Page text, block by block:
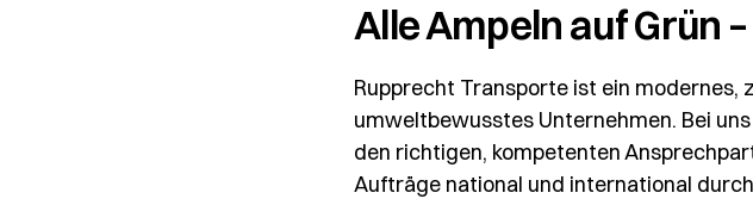
Alle Ampeln auf Grün
Rupprecht Transporte ist ein
umweltbewusstes Unternehmen. Bei
den richtigen, kompetenten
Aufträge national und international